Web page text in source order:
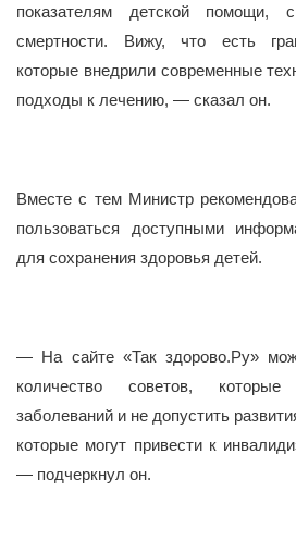
показателям детской помощи,
смертности. Вижу, что есть
которые внедрили современные
подходы к лечению, — сказал он.
Вместе с тем Министр
пользоваться доступными
для сохранения здоровья детей.
— На сайте «Так здорово.Ру»
количество советов,
заболеваний и не допустить
которые могут привести к
— подчеркнул он.